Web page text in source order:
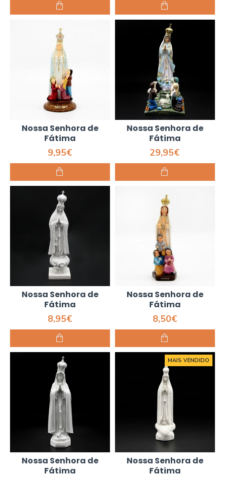
Nossa Senhora de
Fátima
9,95€
Nossa Senhora de
Fátima
29,95€
Nossa Senhora de
Fátima
8,95€
Nossa Senhora de
Fátima
8,50€
Nossa Senhora de
Fátima
MAIS VENDIDO
Nossa Senhora de
Fátima